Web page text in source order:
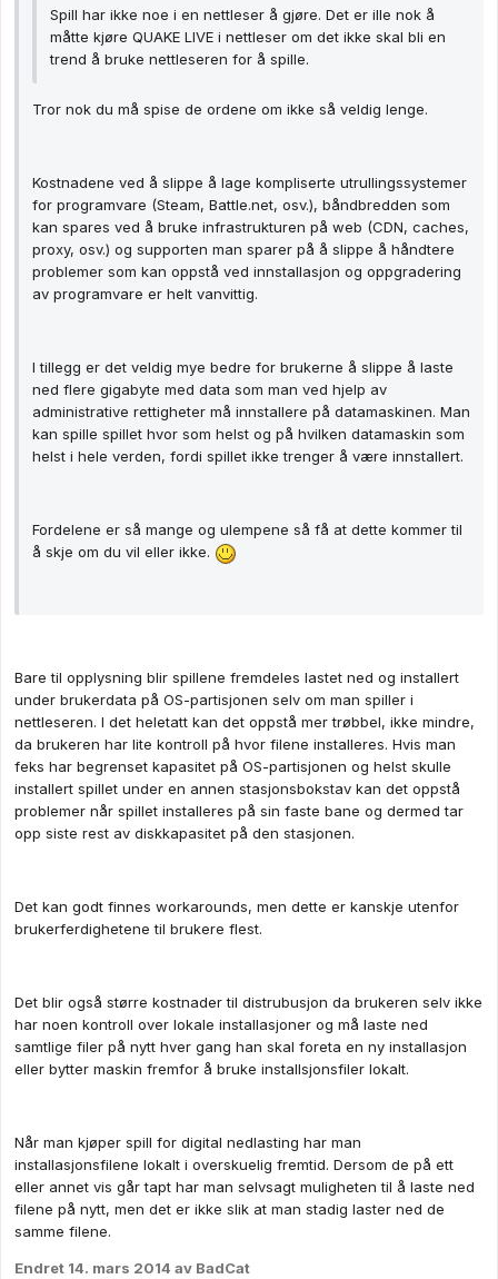
Spill har ikke noe i en nettleser å gjøre. Det er ille nok å
måtte kjøre QUAKE LIVE i nettleser om det ikke skal bli en
trend å bruke nettleseren for å spille.
Tror nok du må spise de ordene om ikke så veldig lenge.
Kostnadene ved å slippe å lage kompliserte utrullingssystemer
for programvare (Steam, Battle.net, osv.), båndbredden som
kan spares ved å bruke infrastrukturen på web (CDN, caches,
proxy, osv.) og supporten man sparer på å slippe å håndtere
problemer som kan oppstå ved innstallasjon og oppgradering
av programvare er helt vanvittig.
I tillegg er det veldig mye bedre for brukerne å slippe å laste
ned flere gigabyte med data som man ved hjelp av
administrative rettigheter må innstallere på datamaskinen. Man
kan spille spillet hvor som helst og på hvilken datamaskin som
helst i hele verden, fordi spillet ikke trenger å være innstallert.
Fordelene er så mange og ulempene så få at dette kommer til
å skje om du vil eller ikke.
Bare til opplysning blir spillene fremdeles lastet ned og installert
under brukerdata på OS-partisjonen selv om man spiller i
nettleseren. I det heletatt kan det oppstå mer trøbbel, ikke mindre,
da brukeren har lite kontroll på hvor filene installeres. Hvis man
feks har begrenset kapasitet på OS-partisjonen og helst skulle
installert spillet under en annen stasjonsbokstav kan det oppstå
problemer når spillet installeres på sin faste bane og dermed tar
opp siste rest av diskkapasitet på den stasjonen.
Det kan godt finnes workarounds, men dette er kanskje utenfor
brukerferdighetene til brukere flest.
Det blir også større kostnader til distrubusjon da brukeren selv ikke
har noen kontroll over lokale installasjoner og må laste ned
samtlige filer på nytt hver gang han skal foreta en ny installasjon
eller bytter maskin fremfor å bruke installsjonsfiler lokalt.
Når man kjøper spill for digital nedlasting har man
installasjonsfilene lokalt i overskuelig fremtid. Dersom de på ett
eller annet vis går tapt har man selvsagt muligheten til å laste ned
filene på nytt, men det er ikke slik at man stadig laster ned de
samme filene.
Endret 14. mars 2014 av BadCat